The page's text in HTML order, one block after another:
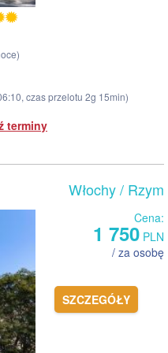
czas przelotu 2g 15min)
terminy
Włochy/ Rzym
Cena:
1 750 PLN
/ za osobę
SZCZEGÓŁY